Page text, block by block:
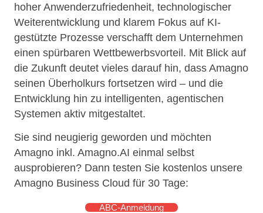
hoher Anwenderzufriedenheit, technologischer
Weiterentwicklung und klarem Fokus auf KI-
gestützte Prozesse verschafft dem Unternehmen
einen spürbaren Wettbewerbsvorteil. Mit Blick auf
die Zukunft deutet vieles darauf hin, dass Amagno
seinen Überholkurs fortsetzen wird – und die
Entwicklung hin zu intelligenten, agentischen
Systemen aktiv mitgestaltet.
Sie sind neugierig geworden und möchten
Amagno inkl. Amagno.AI einmal selbst
ausprobieren? Dann testen Sie kostenlos unsere
Amagno Business Cloud für 30 Tage:
ABC-Anmeldung